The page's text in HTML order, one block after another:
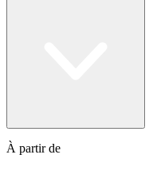
À partir de